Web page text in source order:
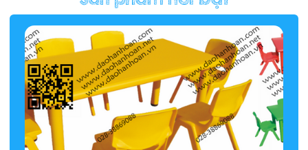
Hàng rào/nhà banh 9H5412